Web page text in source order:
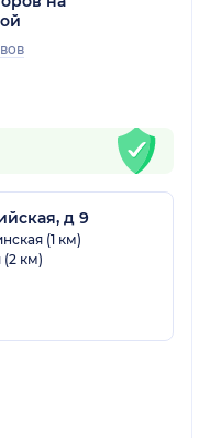
д 9
(1 км)
км)